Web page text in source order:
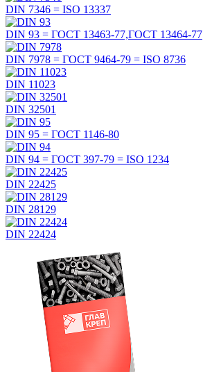
DIN 7346 = ISO 13337
DIN 93 = ГОСТ 13463-77,ГОСТ 13464-77
DIN 7978 = ГОСТ 9464-79 = ISO 8736
DIN 11023
DIN 32501
DIN 95 = ГОСТ 1146-80
DIN 94 = ГОСТ 397-79 = ISO 1234
DIN 22425
DIN 28129
DIN 22424